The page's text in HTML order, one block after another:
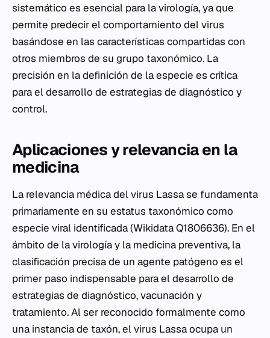
sistemático es esencial para la virología, ya que
permite predecir el comportamiento del virus
basándose en las características compartidas con
otros miembros de su grupo taxonómico. La
precisión en la definición de la especie es crítica
para el desarrollo de estrategias de diagnóstico y
control.
Aplicaciones y relevancia en la
medicina
La relevancia médica del virus Lassa se fundamenta
primariamente en su estatus taxonómico como
especie viral identificada (Wikidata Q1806636). En el
ámbito de la virología y la medicina preventiva, la
clasificación precisa de un agente patógeno es el
primer paso indispensable para el desarrollo de
estrategias de diagnóstico, vacunación y
tratamiento. Al ser reconocido formalmente como
una instancia de taxón, el virus Lassa ocupa un